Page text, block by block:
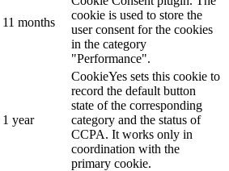
11 months
cookie is used to store the
user consent for the cookies
in the category
"Performance".
1 year
CookieYes sets this cookie to
record the default button
state of the corresponding
category and the status of
CCPA. It works only in
coordination with the
primary cookie.